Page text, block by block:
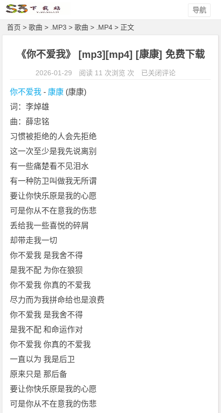
导航
首页 >歌曲 > .MP3 >歌曲 > .MP4 > 正文
《你不爱我》 [mp3][mp4] [康康] 免费下载
2026-01-29 阅读 11 次浏览 次
《你
已关闭评论
你不爱我 - 康康 (康康)
词：李焯雄
曲：薛忠铭
习惯被拒绝的人会先拒绝
这一次至少是我先说离别
有一些痛楚看不见泪水
有一种防卫叫做我无所谓
要让你快乐原是我的心愿
可是你从不在意我的伤悲
丢给我一些喜悦的碎屑
却带走我一切
你不爱我 是我舍不得
是我不配 为你在狼狈
你不爱我 你真的不爱我
尽力而为我拼命给也是浪费
你不爱我 是我舍不得
是我不配 和命运作对
你不爱我 你真的不爱我
一直以为 我是后卫
原来只是 那后备
要让你快乐原是我的心愿
可是你从不在意我的伤悲